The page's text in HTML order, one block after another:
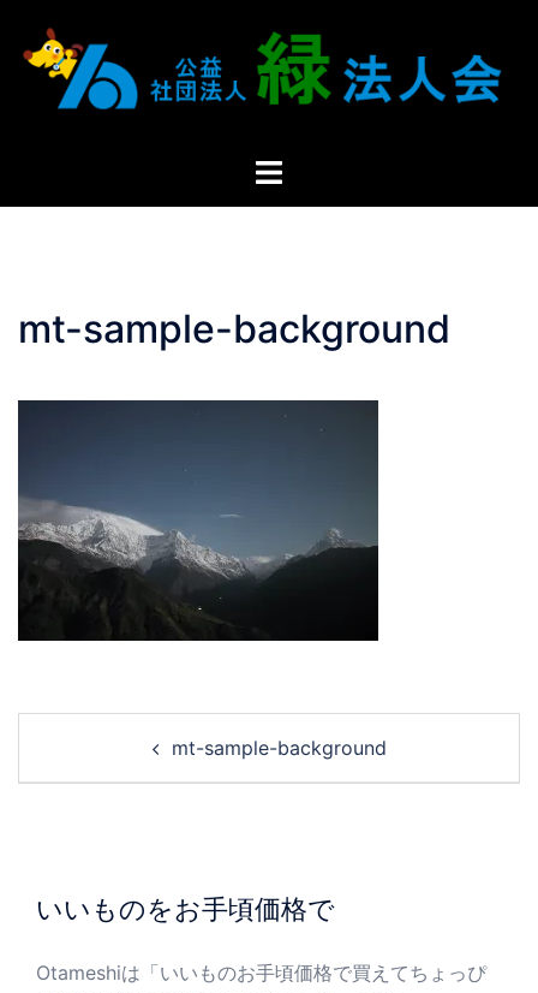
mt-sample-background
mt-sample-background
いいものをお手頃価格で
Otameshiは「いいものお手頃価格で買えてちょっぴ